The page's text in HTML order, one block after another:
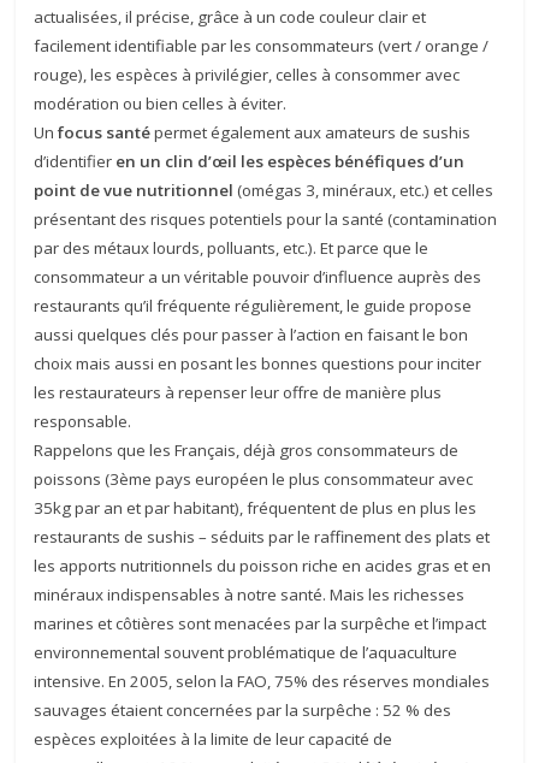
actualisées, il précise, grâce à un code couleur clair et
facilement identifiable par les consommateurs (vert / orange /
rouge), les espèces à privilégier, celles à consommer avec
modération ou bien celles à éviter.
Unfocus santépermet également aux amateurs de sushis
d’identifier en un clin d’œil les espèces bénéfiques d’un
point de vue nutritionnel (omégas 3, minéraux, etc.) et celles
présentant des risques potentiels pour la santé (contamination
par des métaux lourds, polluants, etc.). Et parce que le
consommateur a un véritable pouvoir d’influence auprès des
restaurants qu’il fréquente régulièrement, le guide propose
aussi quelques clés pour passer à l’action en faisant le bon
choix mais aussi en posant les bonnes questions pour inciter
les restaurateurs à repenser leur offre de manière plus
responsable.
Rappelons que les Français, déjà gros consommateurs de
poissons (3ème pays européen le plus consommateur avec
35kg par an et par habitant), fréquentent de plus en plus les
restaurants de sushis – séduits par le raffinement des plats et
les apports nutritionnels du poisson riche en acides gras et en
minéraux indispensables à notre santé. Mais les richesses
marines et côtières sont menacées par la surpêche et l’impact
environnemental souvent problématique de l’aquaculture
intensive. En 2005, selon la FAO, 75% des réserves mondiales
sauvages étaient concernées par la surpêche : 52 % des
espèces exploitées à la limite de leur capacité de